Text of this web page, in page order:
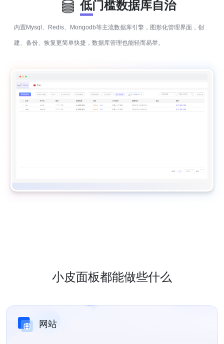
低门槛数据库自治
内置Mysql、Redis、Mongodb等主流数据库引擎，图形化管理界面，创
建、备份、恢复更简单快捷，数据库管理也能轻而易举。
小皮面板都能做些什么
网站